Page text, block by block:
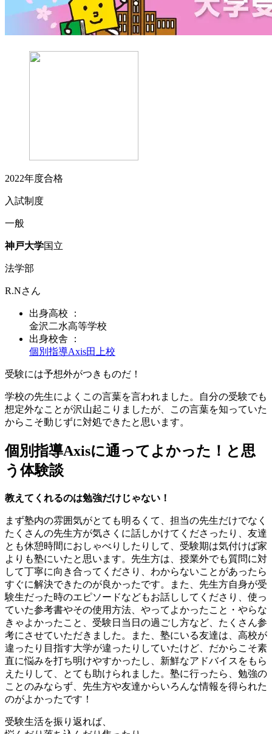
2022年度合格
入試制度
一般
神戸大学国立
法学部
R.Nさん
出身高校 ：
金沢二水高等学校
出身校舎 ：
個別指導Axis田上校
受験には予想外がつきものだ！
学校の先生によくこの言葉を言われました。自分の受験でも
想定外なことが沢山起こりましたが、この言葉を知っていた
からこそ動じずに対処できたと思います。
個別指導Axisに通ってよかった！と思
う体験談
教えてくれるのは勉強だけじゃない！
まず塾内の雰囲気がとても明るくて、担当の先生だけでなく
たくさんの先生方が気さくに話しかけてくださったり、友達
とも休憩時間におしゃべりしたりして、受験期は気付けば家
よりも塾にいたと思います。先生方は、授業外でも質問に対
して丁寧に向き合ってくださり、わからないことがあったら
すぐに解決できたのが良かったです。また、先生方自身が受
験生だった時のエピソードなどもお話ししてくださり、使っ
ていた参考書やその使用方法、やってよかったこと・やらな
きゃよかったこと、受験日当日の過ごし方など、たくさん参
考にさせていただきました。また、塾にいる友達は、高校が
違ったり目指す大学が違ったりしていたけど、だからこそ素
直に悩みを打ち明けやすかったし、新鮮なアドバイスをもら
えたりして、とても助けられました。塾に行ったら、勉強の
ことのみならず、先生方や友達からいろんな情報を得られた
のがよかったです！
受験生活を振り返れば、